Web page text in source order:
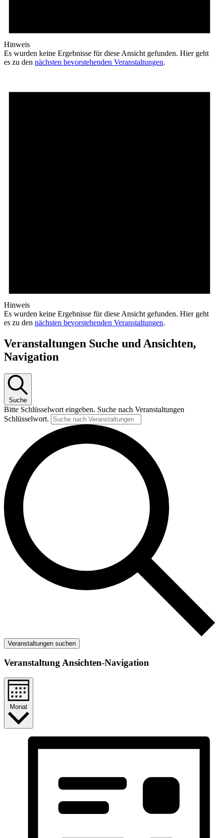
Hinweis
Es wurden keine Ergebnisse für diese Ansicht gefunden. Hier geht
es zu den nächsten bevorstehenden Veranstaltungen.
Hinweis
Es wurden keine Ergebnisse für diese Ansicht gefunden. Hier geht
es zu den nächsten bevorstehenden Veranstaltungen.
Veranstaltungen Suche und Ansichten,
Navigation
Suche
Bitte Schlüsselwort eingeben. Suche nach Veranstaltungen
Schlüsselwort.
Veranstaltungen suchen
Veranstaltung Ansichten-Navigation
Monat